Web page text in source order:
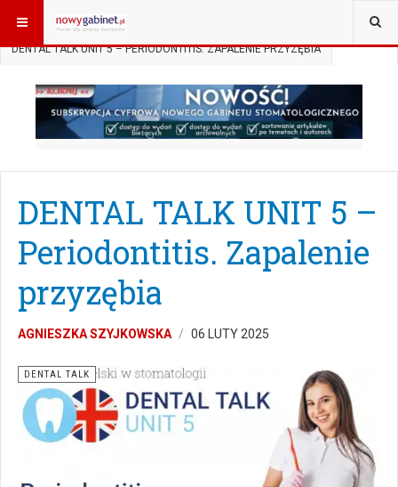
JESTEŚ TUTAJ: START
DENTAL TALK UNIT 5 – PERIODONTITIS. ZAPALENIE PRZYZĘBIA
DENTAL TALK UNIT 5 –
Periodontitis. Zapalenie
przyzębia
AGNIESZKA SZYJKOWSKA 06 LUTY 2025
DENTAL TALK